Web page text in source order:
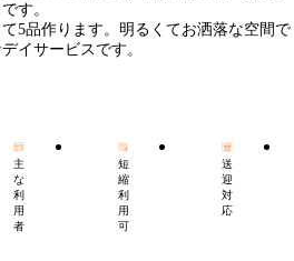
す。
5品作ります。明るくてお洒落な空間で
イサービスです。
主
な
利
用
者
短
縮
利
用
可
送
迎
対
応